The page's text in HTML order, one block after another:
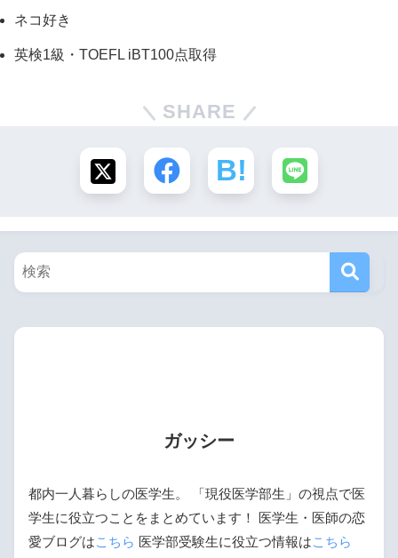
ネコ好き
英検1級・TOEFL iBT100点取得
SHARE
ガッシー
都内一人暮らしの医学生。 「現役医学部生」の視点で医
学生に役立つことをまとめています！ 医学生・医師の恋
愛ブログはこちら 医学部受験生に役立つ情報はこちら